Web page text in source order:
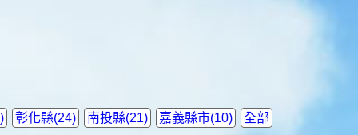
全部
彰化縣(24) 南投縣(21) 嘉義縣市(10)